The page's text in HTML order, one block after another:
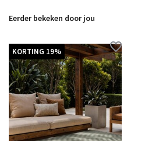
Eerder bekeken door jou
KORTING 19%